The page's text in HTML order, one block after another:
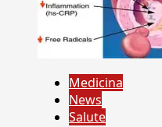
Medicina
News
Salute